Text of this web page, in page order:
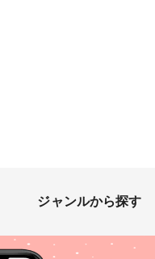
ジャンルから探す